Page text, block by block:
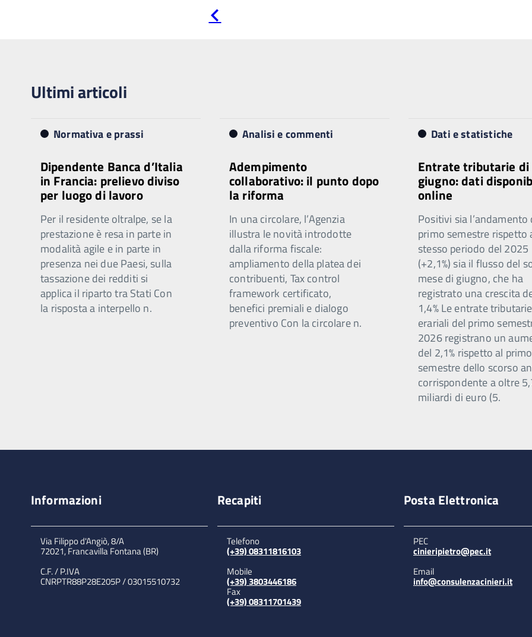
precedente
Ultimi articoli
Normativa e prassi
Dipendente Banca d’Italia
in Francia: prelievo diviso
per luogo di lavoro
Per il residente oltralpe, se la
prestazione è resa in parte in
modalità agile e in parte in
presenza nei due Paesi, sulla
tassazione dei redditi si
applica il riparto tra Stati Con
la risposta a interpello n.
Analisi e commenti
Adempimento
collaborativo: il punto dopo
la riforma
In una circolare, l’Agenzia
illustra le novità introdotte
dalla riforma fiscale:
ampliamento della platea dei
contribuenti, Tax control
framework certificato,
benefici premiali e dialogo
preventivo Con la circolare n.
Dati e statistiche
Entrate tributarie di
giugno: dati
online
Positivi sia l’andamento
primo semestre rispetto
stesso periodo del 2025
(+2,1%) sia il flusso del
mese di giugno, che ha
registrato una crescita
1,4% Le entrate tributarie
erariali del primo
2026 registrano un
del 2,1% rispetto al primo
semestre dello scorso
corrispondente a oltre
miliardi di euro (5.
Informazioni
Via Filippo d'Angiò, 8/A
72021, Francavilla Fontana (BR)
C.F. / P.IVA
CNRPTR88P28E205P / 03015510732
Recapiti
Telefono
(+39) 08311816103
Mobile
(+39) 3803446186
Fax
(+39) 08311701439
Posta Elettronica
PEC
cinieripietro@pec.it
Email
info@consulenzacinieri.it